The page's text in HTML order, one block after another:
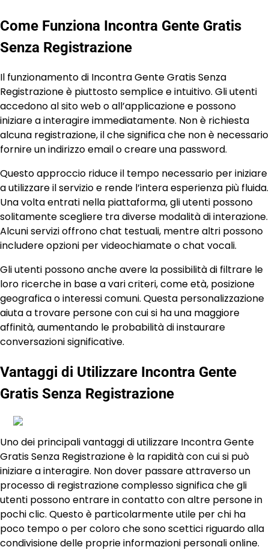
Come Funziona Incontra Gente Gratis
Senza Registrazione
Il funzionamento di Incontra Gente Gratis Senza
Registrazione è piuttosto semplice e intuitivo. Gli utenti
accedono al sito web o all’applicazione e possono
iniziare a interagire immediatamente. Non è richiesta
alcuna registrazione, il che significa che non è necessario
fornire un indirizzo email o creare una password.
Questo approccio riduce il tempo necessario per iniziare
a utilizzare il servizio e rende l’intera esperienza più fluida.
Una volta entrati nella piattaforma, gli utenti possono
solitamente scegliere tra diverse modalità di interazione.
Alcuni servizi offrono chat testuali, mentre altri possono
includere opzioni per videochiamate o chat vocali.
Gli utenti possono anche avere la possibilità di filtrare le
loro ricerche in base a vari criteri, come età, posizione
geografica o interessi comuni. Questa personalizzazione
aiuta a trovare persone con cui si ha una maggiore
affinità, aumentando le probabilità di instaurare
conversazioni significative.
Vantaggi di Utilizzare Incontra Gente
Gratis Senza Registrazione
Uno dei principali vantaggi di utilizzare Incontra Gente
Gratis Senza Registrazione è la rapidità con cui si può
iniziare a interagire. Non dover passare attraverso un
processo di registrazione complesso significa che gli
utenti possono entrare in contatto con altre persone in
pochi clic. Questo è particolarmente utile per chi ha
poco tempo o per coloro che sono scettici riguardo alla
condivisione delle proprie informazioni personali online.